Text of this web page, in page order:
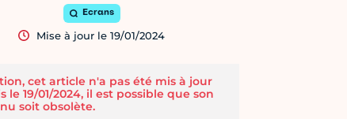
Ecrans
Mise à jour le 19/01/2024
cet article n'a pas été mis à jour
le 19/01/2024, il est possible que son
soit obsolète.